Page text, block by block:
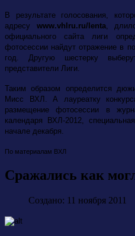
В результате голосования,
адресу www.vhlru.ru/lenta,
официального сайта лиги
фотосессии найдут отражение в
год. Другую шестерку
представители Лиги.
Таким образом определится
Мисс ВХЛ. А лауреатку
размещение фотосессии в
календаря ВХЛ-2012,
начале декабря.
По материалам ВХЛ
Сражались как
Создано: 11 ноября 2011